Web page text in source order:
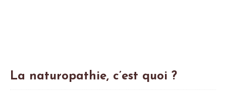
La naturopathie, c’est quoi ?